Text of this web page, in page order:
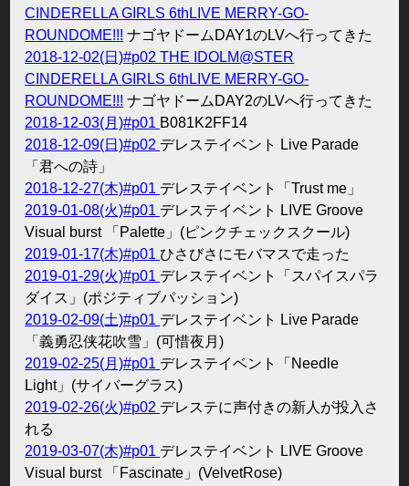
CINDERELLA GIRLS 6thLIVE MERRY-GO-
ROUNDOME!!! ナゴヤドームDAY1のLVへ行ってきた
2018-12-02(日)#p02THE IDOLM@STER
CINDERELLA GIRLS 6thLIVE MERRY-GO-
ROUNDOME!!! ナゴヤドームDAY2のLVへ行ってきた
2018-12-03(月)#p01 B081K2FF14
2018-12-09(日)#p02 デレステイベント Live Parade
「君への詩」
2018-12-27(木)#p01 デレステイベント「Trust me」
2019-01-08(火)#p01 デレステイベント LIVE Groove
Visual burst 「Palette」(ピンクチェックスクール)
2019-01-17(木)#p01ひさびさにモバマスで走った
2019-01-29(火)#p01 デレステイベント「スパイスパラ
ダイス」(ポジティブパッション)
2019-02-09(土)#p01 デレステイベント Live Parade
「義勇忍侠花吹雪」(可惜夜月)
2019-02-25(月)#p01 デレステイベント「Needle
Light」(サイバーグラス)
2019-02-26(火)#p02 デレステに声付きの新人が投入さ
れる
2019-03-07(木)#p01 デレステイベント LIVE Groove
Visual burst 「Fascinate」(VelvetRose)